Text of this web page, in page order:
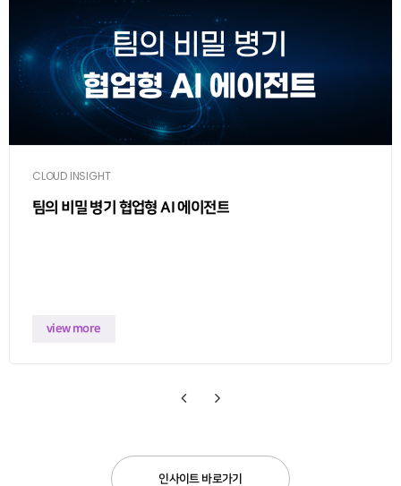
CLOUD INSIGHT
팀의 비밀 병기 협업형 AI 에이전트
view more
인사이트 바로가기